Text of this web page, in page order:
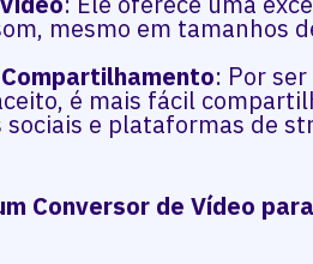
mesmo em tamanhos
: Por
é mais fácil
sociais e plataformas de
Conversor de Vídeo